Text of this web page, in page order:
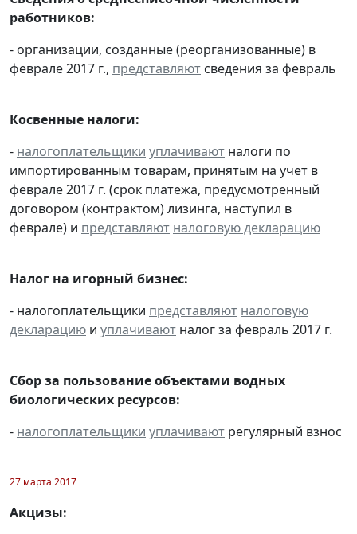
работников:
- организации, созданные (реорганизованные) в
феврале 2017 г., представляют сведения за февраль
Косвенные налоги:
- налогоплательщики уплачивают налоги по
импортированным товарам, принятым на учет в
феврале 2017 г. (срок платежа, предусмотренный
договором (контрактом) лизинга, наступил в
феврале) и представляют налоговую декларацию
Налог на игорный бизнес:
- налогоплательщики представляют налоговую
декларацию и уплачивают налог за февраль 2017 г.
Сбор за пользование объектами водных
биологических ресурсов:
- налогоплательщики уплачивают регулярный взнос
27 марта 2017
Акцизы: